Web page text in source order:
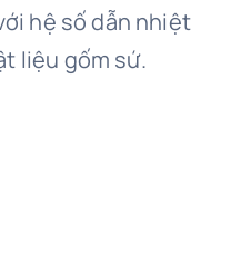
hệ số dẫn nhiệt
liệu gốm sứ.